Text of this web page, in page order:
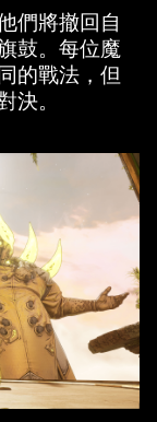
們將撤回自
鼓。每位魔
的戰法，但
決。